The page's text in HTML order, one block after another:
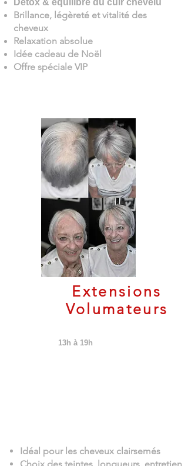
Détox & équilibre du cuir chevelu
Brillance, légèreté et vitalité des
cheveux
Relaxation absolue
Idée cadeau de Noël
Offre spéciale VIP
Extensions
Volumateurs
13h à 19h
Idéal pour les cheveux clairsemés